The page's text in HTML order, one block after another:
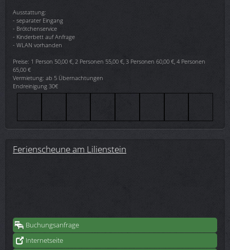
Ausstattung:
- separater Eingang
- Brötchenservice
- Kinderbett auf Anfrage
- WLAN vorhanden
Preise: 1 Person 50,00 €, 2 Personen 55,00 €, 3 Personen 60,00 €, 4 Personen
65,00 €
Vermietung: ab 5 Übernachtungen
Endreinigung 30€
Ferienscheune am Lilienstein
Buchungsanfrage
Internetseite